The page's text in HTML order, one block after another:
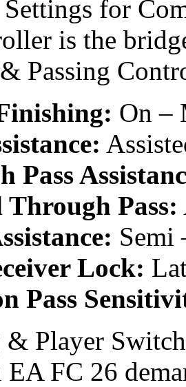
for
is the
Passing
On –
Pass
Pass:
Semi
Lock:
Pass
& Player
EA FC 26